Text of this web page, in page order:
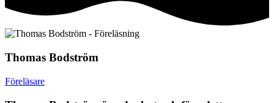
Thomas Bodström
Föreläsare